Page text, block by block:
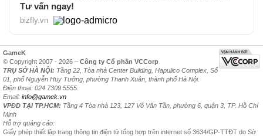
Tư vấn ngay!
bizfly.vn
GameK
© Copyright 2007 - 2026 – Công ty Cổ phần VCCorp
TRỤ SỞ HÀ NỘI: Tầng 22, Tòa nhà Center Building, Hapulico Complex, Số
01, phố Nguyễn Huy Tưởng, phường Thanh Xuân, thành phố Hà Nội.
Điện thoại: 024 7309 5555.
Email: info@gamek.vn
VPĐD TẠI TP.HCM: Tầng 4 Tòa nhà 123, 127 Võ Văn Tần, phường 6, quận 3, TP. Hồ Chí
Minh
Hỗ trợ quảng cáo:
Giấy phép thiết lập trang thông tin điện tử tổng hợp trên internet số 3634/GP-TTĐT do Sở